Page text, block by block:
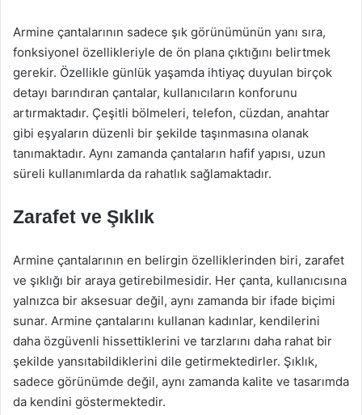
Armine çantalarının sadece şık görünümünün yanı sıra,
fonksiyonel özellikleriyle de ön plana çıktığını belirtmek
gerekir. Özellikle günlük yaşamda ihtiyaç duyulan birçok
detayı barındıran çantalar, kullanıcıların konforunu
artırmaktadır. Çeşitli bölmeleri, telefon, cüzdan, anahtar
gibi eşyaların düzenli bir şekilde taşınmasına olanak
tanımaktadır. Aynı zamanda çantaların hafif yapısı, uzun
süreli kullanımlarda da rahatlık sağlamaktadır.
Zarafet ve Şıklık
Armine çantalarının en belirgin özelliklerinden biri, zarafet
ve şıklığı bir araya getirebilmesidir. Her çanta, kullanıcısına
yalnızca bir aksesuar değil, aynı zamanda bir ifade biçimi
sunar. Armine çantalarını kullanan kadınlar, kendilerini
daha özgüvenli hissettiklerini ve tarzlarını daha rahat bir
şekilde yansıtabildiklerini dile getirmektedirler. Şıklık,
sadece görünümde değil, aynı zamanda kalite ve tasarımda
da kendini göstermektedir.